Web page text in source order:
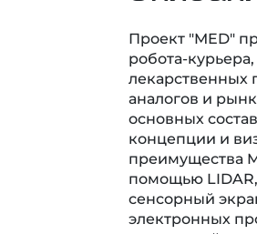
Проект "MED"
робота-
лекарственных
аналогов и
основных
концепции и
преимущества
помощью
сенсорный
электронных